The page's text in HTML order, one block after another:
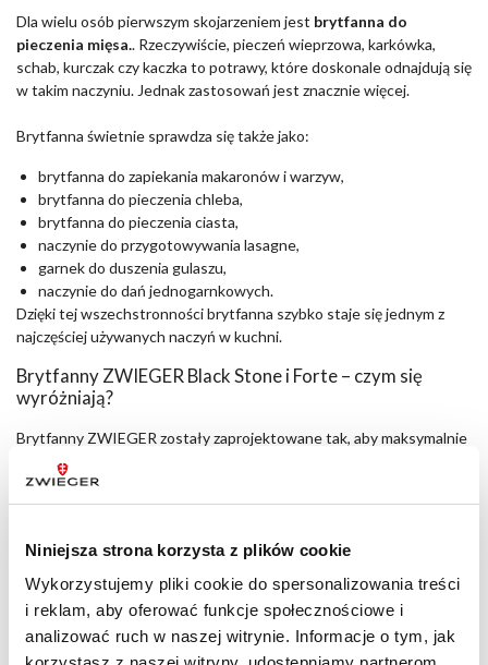
Niniejsza strona korzysta z plików cookie
Wykorzystujemy pliki cookie do spersonalizowania treści
i reklam, aby oferować funkcje społecznościowe i
analizować ruch w naszej witrynie. Informacje o tym, jak
Dla wielu osób pierwszym skojarzeniem jest brytfanna do
pieczenia mięsa.. Rzeczywiście, pieczeń wieprzowa, karkówka,
schab, kurczak czy kaczka to potrawy, które doskonale odnajdują się
w takim naczyniu. Jednak zastosowań jest znacznie więcej.
Brytfanna świetnie sprawdza się także jako:
brytfanna do zapiekania makaronów i warzyw,
brytfanna do pieczenia chleba,
brytfanna do pieczenia ciasta,
naczynie do przygotowywania lasagne,
garnek do duszenia gulaszu,
naczynie do dań jednogarnkowych.
Dzięki tej wszechstronności brytfanna szybko staje się jednym z
najczęściej używanych naczyń w kuchni.
Brytfanny ZWIEGER Black Stone i Forte – czym się
wyróżniają?
Brytfanny ZWIEGER zostały zaprojektowane tak, aby maksymalnie
wykorzystać możliwości nowoczesnej kuchni. Zarówno linia Black
Stone, jak i Forte opierają się na odlewanym aluminium typu die
cast, które bardzo dobrze przewodzi ciepło i pomaga równomiernie
Black Stone
Brytfanna Black Stonezostała wyposażona w wysokiej klasy
powłokę nieprzywierającą stosowaną również w rozwiązaniach
profesjonalnych. Dzięki niej możliwe jest smażenie przy minimalnej